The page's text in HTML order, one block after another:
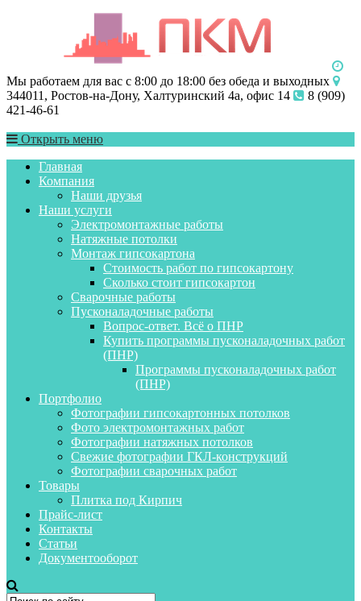
Мы работаем для вас с 8:00 до 18:00 без обеда и выходных
344011, Ростов-на-Дону, Халтуринский 4а, офис 14
8 (909)
421-46-61
Открыть меню
Главная
Компания
Наши друзья
Наши услуги
Электромонтажные работы
Натяжные потолки
Монтаж гипсокартона
Стоимость работ по гипсокартону
Сколько стоит гипсокартон
Сварочные работы
Пусконаладочные работы
Вопрос-ответ. Всё о ПНР
Купить программы пусконаладочных работ
(ПНР)
Программы пусконаладочных работ
(ПНР)
Портфолио
Фотографии гипсокартонных потолков
Фото электромонтажных работ
Фотографии натяжных потолков
Свежие фотографии ГКЛ-конструкций
Фотографии сварочных работ
Товары
Плитка под Кирпич
Прайс-лист
Контакты
Статьи
Документооборот